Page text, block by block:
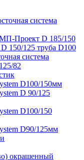
система
МП-Проект D 185/150
150/125 труба D100
система
82
D100/150мм
D 90/125
D100/150
D90/125мм
окрашенный